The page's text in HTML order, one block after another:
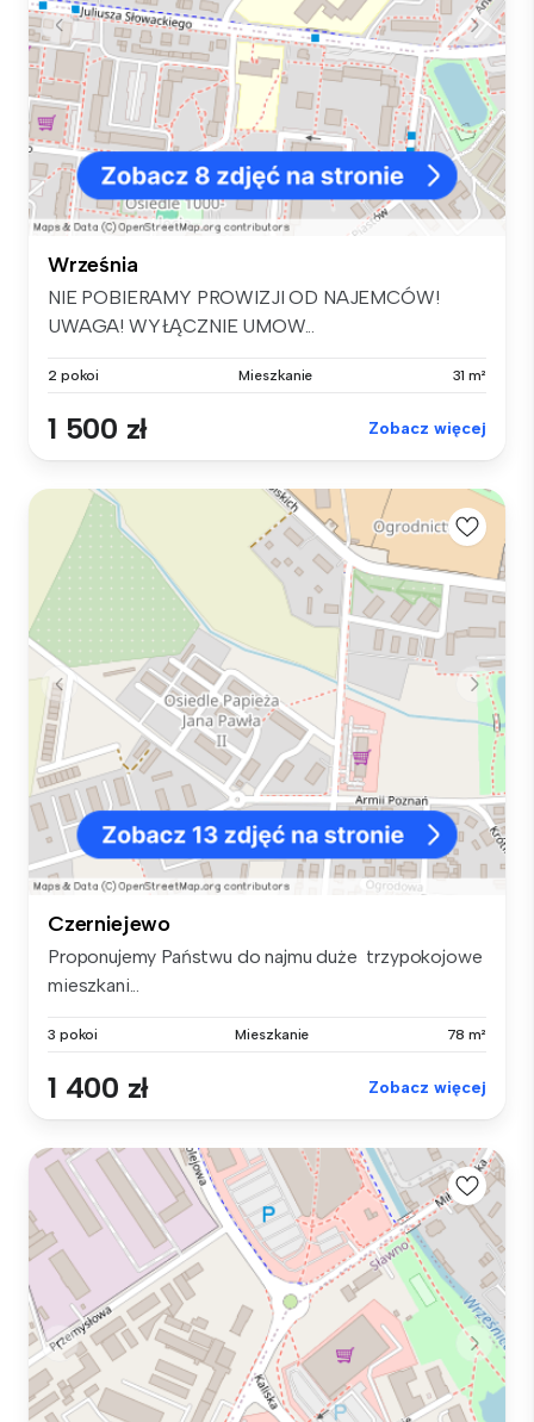
Września
NIE POBIERAMY PROWIZJI OD NAJEMCÓW!
UWAGA! WYŁĄCZNIE UMOW...
2 pokoi Mieszkanie 31 m²
1 500 zł Zobacz więcej
Czerniejewo
Proponujemy Państwu do najmu duże trzypokojowe
mieszkani...
3 pokoi Mieszkanie 78 m²
1 400 zł Zobacz więcej